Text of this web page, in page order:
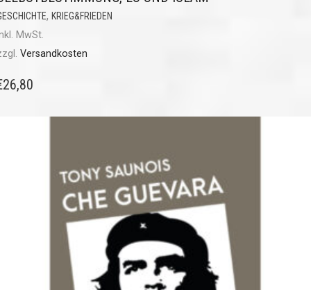
, KRIEG&FRIEDEN
MwSt.
Versandkosten
26,80